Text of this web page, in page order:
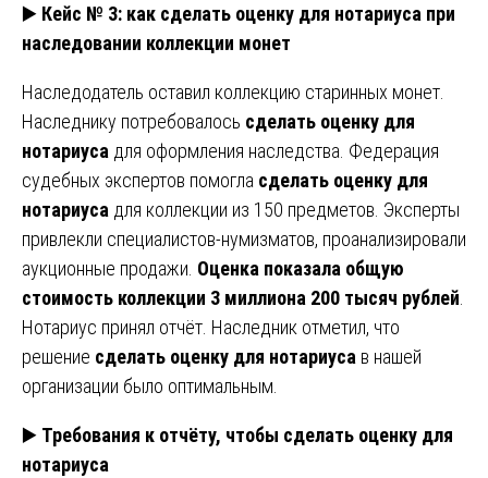
▶️ Кейс № 3: как сделать оценку для нотариуса при
наследовании коллекции монет
Наследодатель оставил коллекцию старинных монет.
Наследнику потребовалось сделать оценку для
нотариуса для оформления наследства. Федерация
судебных экспертов помогла сделать оценку для
нотариуса для коллекции из 150 предметов. Эксперты
привлекли специалистов-нумизматов, проанализировали
аукционные продажи. Оценка показала общую
стоимость коллекции 3 миллиона 200 тысяч рублей
Нотариус принял отчёт. Наследник отметил, что
решение сделать оценку для нотариуса в нашей
организации было оптимальным.
▶️ Требования к отчёту, чтобы сделать оценку для
нотариуса